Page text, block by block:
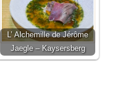
L’ Alchemille de Jérôme
Jaegle – Kaysersberg